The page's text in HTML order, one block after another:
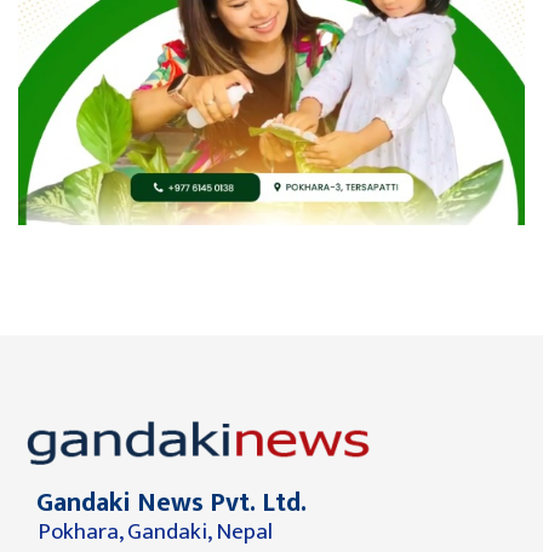
Gandaki News Pvt. Ltd.
Pokhara, Gandaki, Nepal